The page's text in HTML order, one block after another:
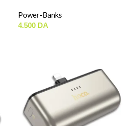
Power-Banks
4.500 DA